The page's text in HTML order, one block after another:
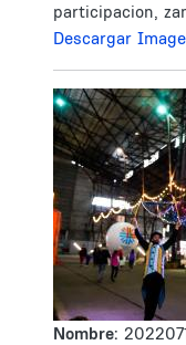
participacion,
Descargar
Nombre: